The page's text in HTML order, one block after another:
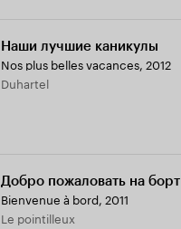
Наши лучшие каникулы
Nos plus belles vacances, 2012
Duhartel
Добро пожаловать на борт
Bienvenue à bord, 2011
Le pointilleux